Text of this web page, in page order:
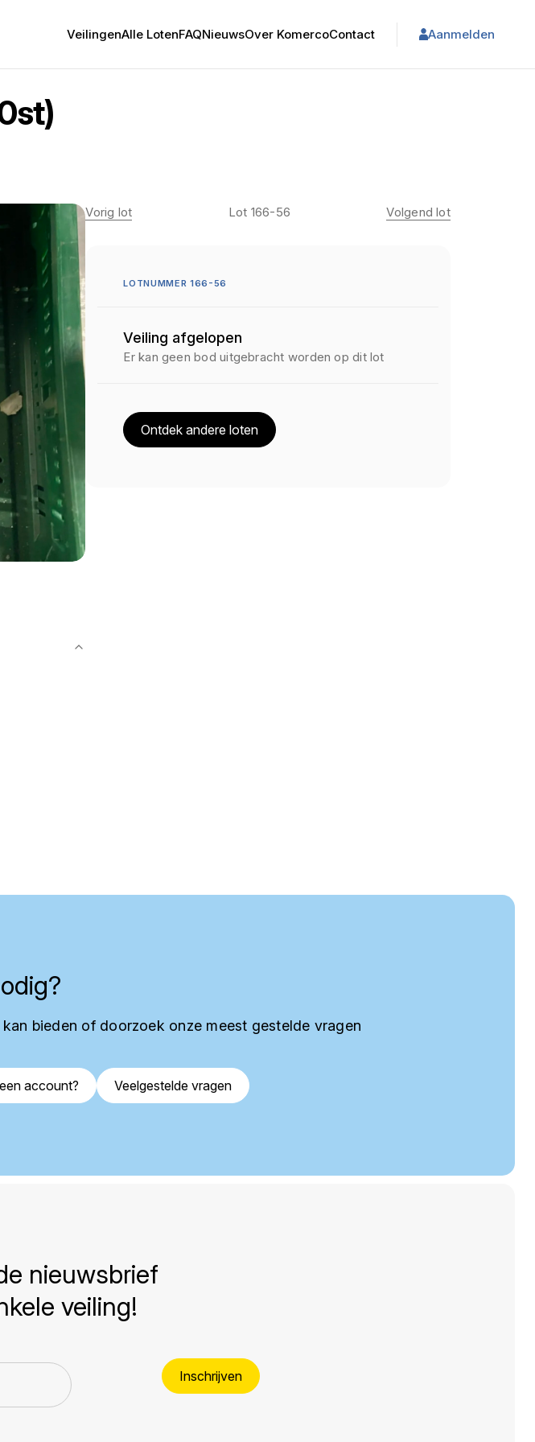
VeilingenAlle LotenFAQNieuwsOver KomercoContact Aanmelden
Vorig lot Lot 166-56 Volgend lot
LOTNUMMER 166-56
Veiling afgelopen
Er kan geen bod uitgebracht worden op dit lot
Ontdek andere loten
bieden of doorzoek onze meest gestelde vragen
account? Veelgestelde vragen
nieuwsbrief
veiling!
Inschrijven